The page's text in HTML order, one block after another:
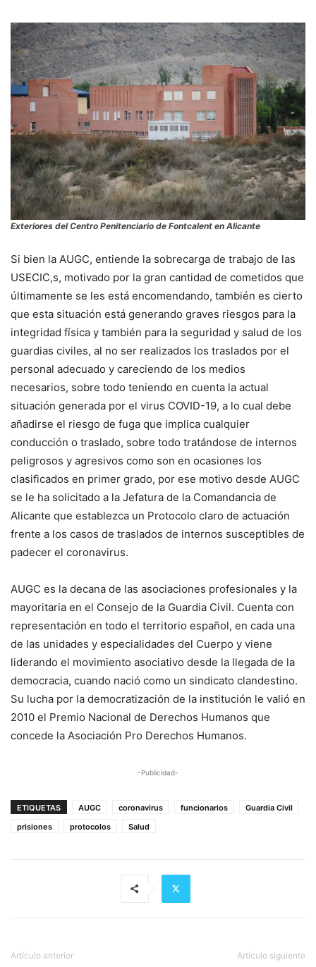
Exteriores del Centro Penitenciario de Fontcalent en Alicante
Si bien la AUGC, entiende la sobrecarga de trabajo de las
USECIC,s, motivado por la gran cantidad de cometidos que
últimamente se les está encomendando, también es cierto
que esta situación está generando graves riesgos para la
integridad física y también para la seguridad y salud de los
guardias civiles, al no ser realizados los traslados por el
personal adecuado y careciendo de los medios
necesarios, sobre todo teniendo en cuenta la actual
situación generada por el virus COVID-19, a lo cual debe
añadirse el riesgo de fuga que implica cualquier
conducción o traslado, sobre todo tratándose de internos
peligrosos y agresivos como son en ocasiones los
clasificados en primer grado, por ese motivo desde AUGC
se le ha solicitado a la Jefatura de la Comandancia de
Alicante que establezca un Protocolo claro de actuación
frente a los casos de traslados de internos susceptibles de
padecer el coronavirus.
AUGC es la decana de las asociaciones profesionales y la
mayoritaria en el Consejo de la Guardia Civil. Cuenta con
representación en todo el territorio español, en cada una
de las unidades y especialidades del Cuerpo y viene
liderando el movimiento asociativo desde la llegada de la
democracia, cuando nació como un sindicato clandestino.
Su lucha por la democratización de la institución le valió en
2010 el Premio Nacional de Derechos Humanos que
concede la Asociación Pro Derechos Humanos.
-Publicidad-
ETIQUETAS AUGC coronavirus funcionarios
Guardia Civil
prisiones
protocolos Salud
Artículo anterior Artículo siguiente